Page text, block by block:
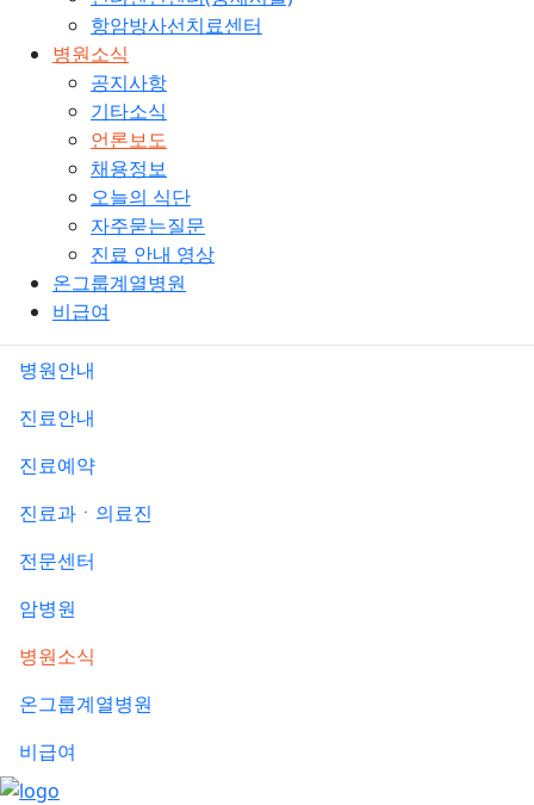
항암방사선치료센터
병원소식
공지사항
기타소식
언론보도
채용정보
오늘의 식단
자주묻는질문
진료 안내 영상
온그룹계열병원
비급여
병원안내
진료안내
진료예약
진료과ㆍ의료진
전문센터
암병원
병원소식
온그룹계열병원
비급여